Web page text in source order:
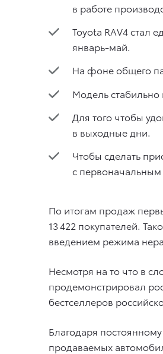
в работе
Toyota RAV4 стал
январь-май.
На фоне общего
Модель стабильно
Для того чтобы
в выходные дни.
Чтобы сделать
с первоначальным
По итогам продаж
13 422 покупателей.
введением режима
Несмотря на то что в
продемонстрировал
бестселлеров
Благодаря
продаваемых